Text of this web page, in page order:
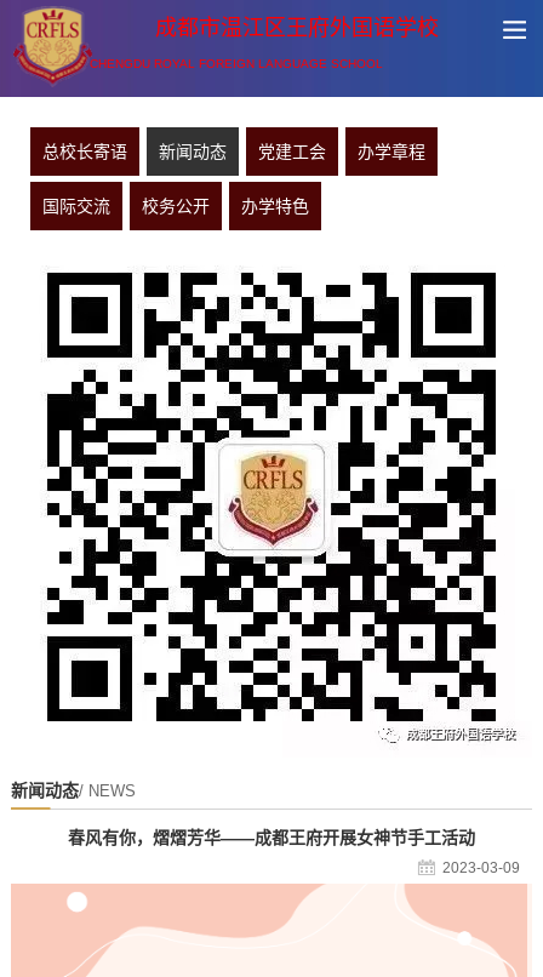
成都市温江区王府外国语学校
CHENGDU ROYAL FOREIGN LANGUAGE SCHOOL
总校长寄语 新闻动态 党建工会 办学章程
国际交流 校务公开 办学特色
新闻动态/ NEWS
春风有你，熠熠芳华——成都王府开展女神节手工活动
2023-03-09